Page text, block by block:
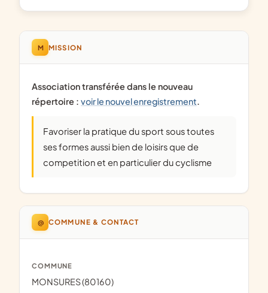
M MISSION
Association transférée dans le nouveau
répertoire : voir le nouvel enregistrement.
Favoriser la pratique du sport sous toutes
ses formes aussi bien de loisirs que de
competition et en particulier du cyclisme
@ COMMUNE & CONTACT
COMMUNE
MONSURES (80160)